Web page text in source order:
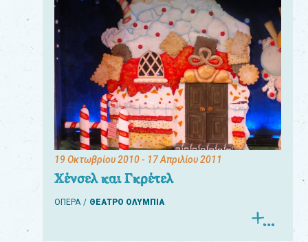
19 Οκτωβρίου 2010- 17 Απριλίου 2011
Χένσελ και Γκρέτελ
ΟΠΕΡΑ ΘΕΑΤΡΟ ΟΛΥΜΠΙΑ